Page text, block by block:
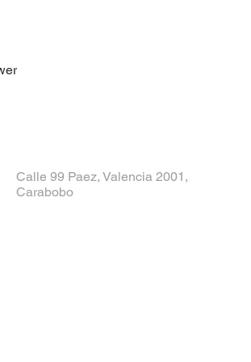
Calle 99 Paez, Valencia 2001,
Carabobo